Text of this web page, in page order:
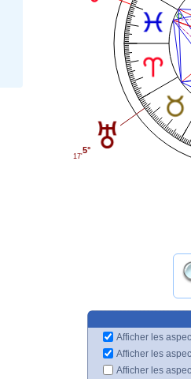
5°
17'
Afficher les
Afficher les
Afficher les